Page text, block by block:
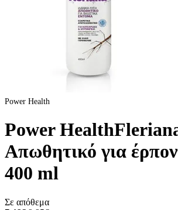
Power Health
Power
Απωθητικό για
400 ml
Σε απόθεμα